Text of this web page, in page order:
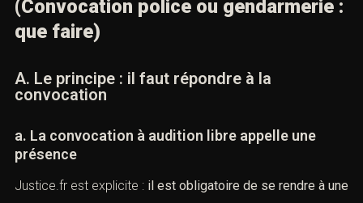
: que faire)
convocation
a. La convocation à audition libre appelle une